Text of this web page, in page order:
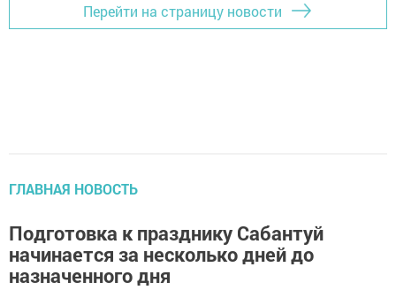
Перейти на страницу новости
ГЛАВНАЯ НОВОСТЬ
Подготовка к празднику Сабантуй
начинается за несколько дней до
назначенного дня